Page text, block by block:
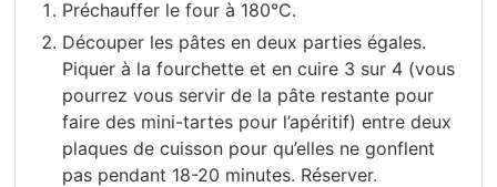
Préchauffer le four à 180°C.
Découper les pâtes en deux parties égales.
Piquer à la fourchette et en cuire 3 sur 4 (vous
pourrez vous servir de la pâte restante pour
faire des mini-tartes pour l’apéritif) entre deux
plaques de cuisson pour qu’elles ne gonflent
pas pendant 18-20 minutes. Réserver.